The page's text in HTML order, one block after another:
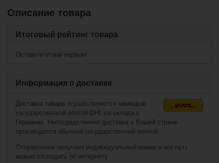
Houdini Evo
€191,90*
Cut Skate - 2 шт/
уп
Описание товара
Итоговый рейтинг товара
Оставьте отзыв первым
Информация о доставке
Доставка товара осуществляется немецкой
государственной почтой DHL со склада в
Германии. Непосредственно доставка в Вашей стране
производится обычной государственной почтой.
Отправление получает индивидуальный номер и его путь
можно отследить по интернету.